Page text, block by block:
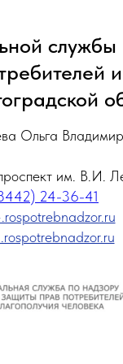
службы
и
Ольга
им. В.И.
24-36-41